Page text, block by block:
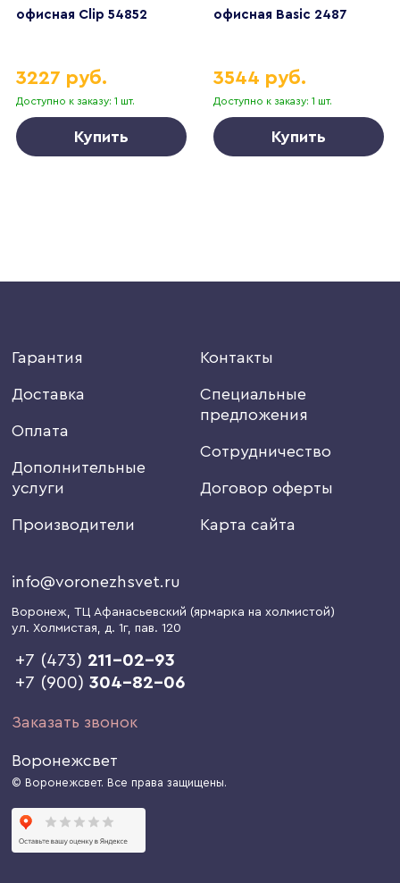
офисная Clip 54852
Доступно к заказу: 1 шт.
3227 руб.
Купить
офисная Basic 2487
Доступно к заказу: 1 шт.
3544 руб.
Купить
Гарантия
Доставка
Оплата
Дополнительные
услуги
Производители
Контакты
Специальные
предложения
Сотрудничество
Договор оферты
Карта сайта
info@voronezhsvet.ru
Воронеж, ТЦ Афанасьевский (ярмарка на холмистой)
ул. Холмистая, д. 1г, пав. 120
+7 (473) 211-02-93
+7 (900)304-82-06
Заказать звонок
Воронежсвет
© Воронежсвет. Все права защищены.